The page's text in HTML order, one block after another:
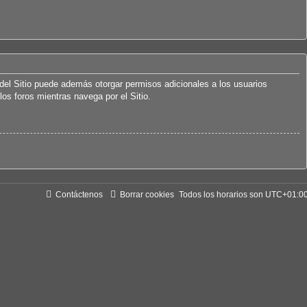
Sitio puede además otorgar permisos adicionales a los usuarios
foros mientras navega por el Sitio.
Todos los horarios son
Borrar cookies
Contáctenos